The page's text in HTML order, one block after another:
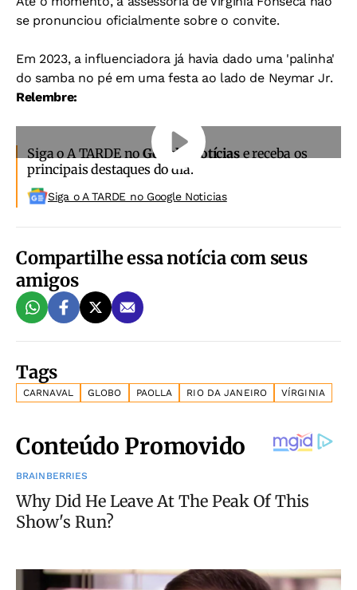
se pronunciou oficialmente sobre o convite.
Em 2023, a influenciadora já havia dado uma 'palinha'
do samba no pé em uma festa ao lado de Neymar Jr.
Relembre:
Siga o A TARDE noGoogle Notíciase receba os
principais destaques do dia.
Siga o A TARDE no Google Noticias
Compartilhe essa notícia com seus
amigos
Tags
CARNAVAL GLOBO PAOLLA RIO DA JANEIRO VÍRGINIA